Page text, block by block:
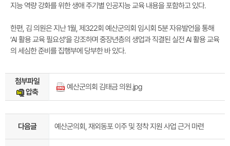
지능 역량 강화를 위한 생애 주기별 인공지능 교육 내용을 포함하고 있다.
한편, 김 의원은 지난 1월, 제322회 예산군의회 임시회 5분 자유발언을 통해
‘AI 활용 교육 필요성’을 강조하며 중장년층의 생업과 직결된 실전 AI 활용 교육
의 세심한 준비를 집행부에 당부한 바 있다.
첨부파일
압축
예산군의회 김태금 의원.jpg
다음글 예산군의회, 재외동포 이주 및 정착 지원 사업 근거 마련